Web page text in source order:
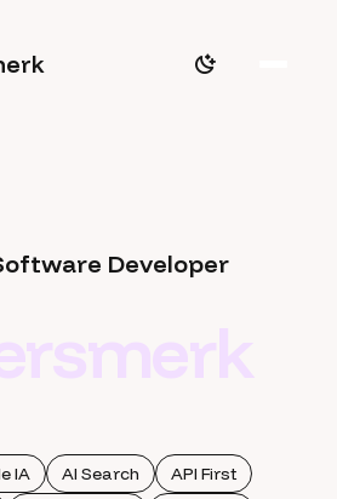
Developer
IA AI Search
API First